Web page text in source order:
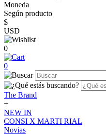
Moneda
Según producto
$
USD
0
0
The Brand
+
NEW IN
CONSI X MARTI RIAL
Novias